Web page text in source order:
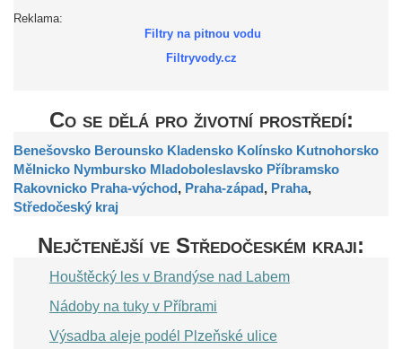
Reklama:
Filtry na pitnou vodu
Filtryvody.cz
Co se dělá pro životní prostředí:
Benešovsko Berounsko Kladensko Kolínsko Kutnohorsko
Mělnicko Nymbursko Mladoboleslavsko Příbramsko
Rakovnicko Praha-východ, Praha-západ, Praha,
Středočeský kraj
Nejčtenější ve Středočeském kraji:
Houštěcký les v Brandýse nad Labem
Nádoby na tuky v Příbrami
Výsadba aleje podél Plzeňské ulice